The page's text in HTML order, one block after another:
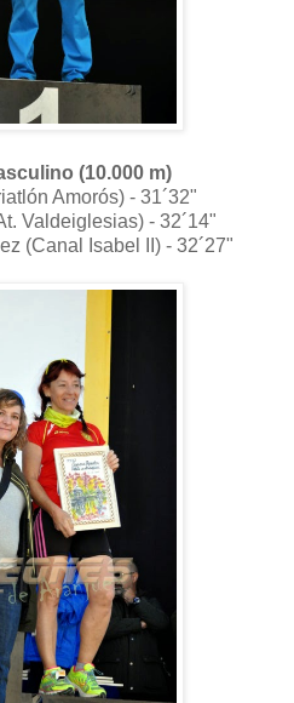
(10.000 m)
Amorós) - 31´32"
Valdeiglesias) - 32´14"
(Canal Isabel II) - 32´27"